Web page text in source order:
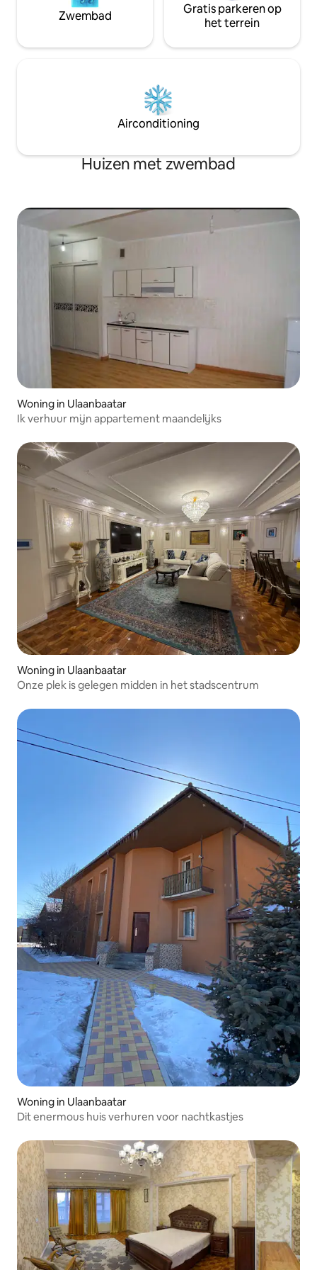
Zwembad
Gratis parkeren op
het terrein
Airconditioning
Huizen met zwembad
Woning in Ulaanbaatar
Ik verhuur mijn appartement maandelijks
Woning in Ulaanbaatar
Onze plek is gelegen midden in het stadscentrum
Woning in Ulaanbaatar
Dit enermous huis verhuren voor nachtkastjes